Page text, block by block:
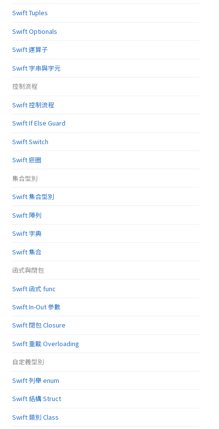
Swift Tuples
Swift Optionals
Swift 運算子
Swift 字串與字元
控制流程
Swift 控制流程
Swift If Else Guard
Swift Switch
Swift 迴圈
集合型別
Swift 集合型別
Swift 陣列
Swift 字典
Swift 集合
函式與閉包
Swift 函式 func
Swift In-Out 參數
Swift 閉包 Closure
Swift 重載 Overloading
自定義型別
Swift 列舉 enum
Swift 結構 Struct
Swift 類別 Class